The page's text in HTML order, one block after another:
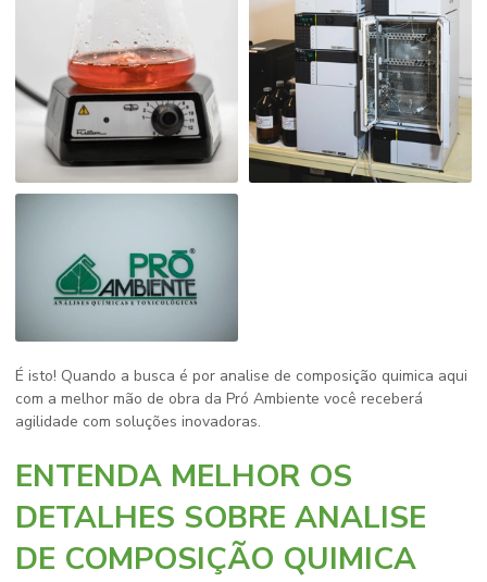
É isto! Quando a busca é por analise de composição quimica aqui
com a melhor mão de obra da Pró Ambiente você receberá
agilidade com soluções inovadoras.
ENTENDA MELHOR OS
DETALHES SOBRE ANALISE
DE COMPOSIÇÃO QUIMICA